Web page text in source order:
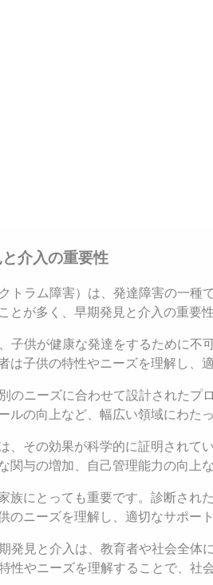
介入の重要性
トラム障害）は、発達障害の一種
とが多く、早期発見と介入の重要
子供が健康な発達をするために不
は子供の特性やニーズを理解し、
のニーズに合わせて設計されたプ
ルの向上など、幅広い領域にわた
、その効果が科学的に証明されて
関与の増加、自己管理能力の向上
族にとっても重要です。診断され
のニーズを理解し、適切なサポー
発見と介入は、教育者や社会全体
性やニーズを理解することで、社